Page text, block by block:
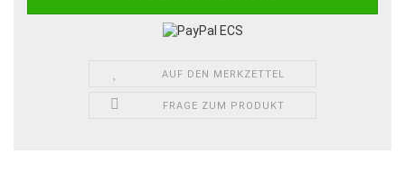
AUF DEN MERKZETTEL
FRAGE ZUM PRODUKT